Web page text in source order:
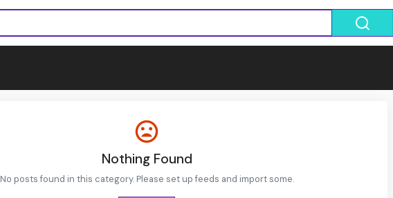
Nothing Found
No posts found in this category. Please set up feeds and import some.